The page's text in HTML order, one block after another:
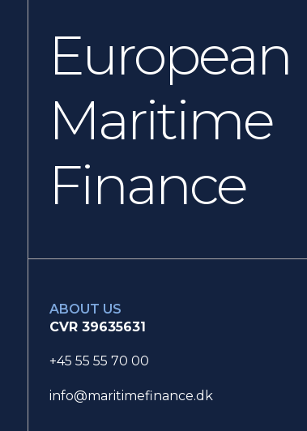
European
Maritime
Finance
ABOUT US
CVR 39635631
+45 55 55 70 00
info@maritimefinance.dk